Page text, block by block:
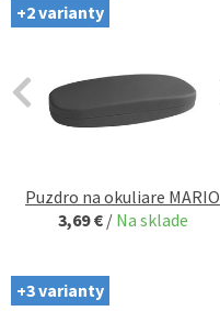
+2 varianty
Puzdro na okuliare MARIO
3,69 € / Na sklade
+3 varianty